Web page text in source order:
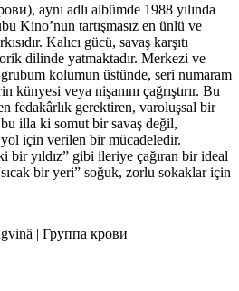
aynı adlı albümde 1988 yılında
Kino’nun tartışmasız en ünlü ve
Kalıcı gücü, savaş karşıtı
dilinde yatmaktadır. Merkezi ve
kolumun üstünde, seri numaram
künyesi veya nişanını çağrıştırır. Bu
fedakârlık gerektiren, varoluşsal bir
illa ki somut bir savaş değil,
için verilen bir mücadeledir.
bir yıldız” gibi ileriye çağıran bir ideal
bir yeri” soğuk, zorlu sokaklar için